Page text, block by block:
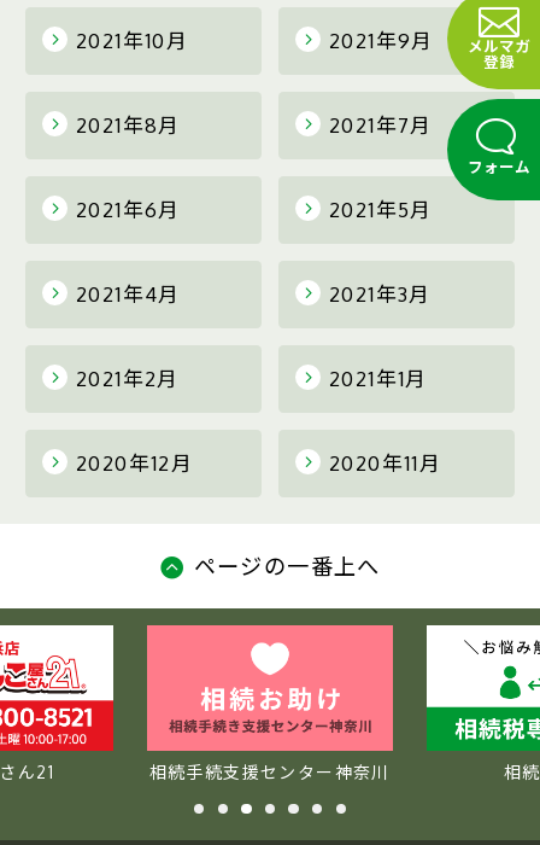
メルマガ
登録
フォーム
2021年10月 2021年9月
2021年8月 2021年7月
2021年6月 2021年5月
2021年4月 2021年3月
2021年2月 2021年1月
2020年12月 2020年11月
ページの一番上へ
ん21 相続手続支援センター神奈川 相